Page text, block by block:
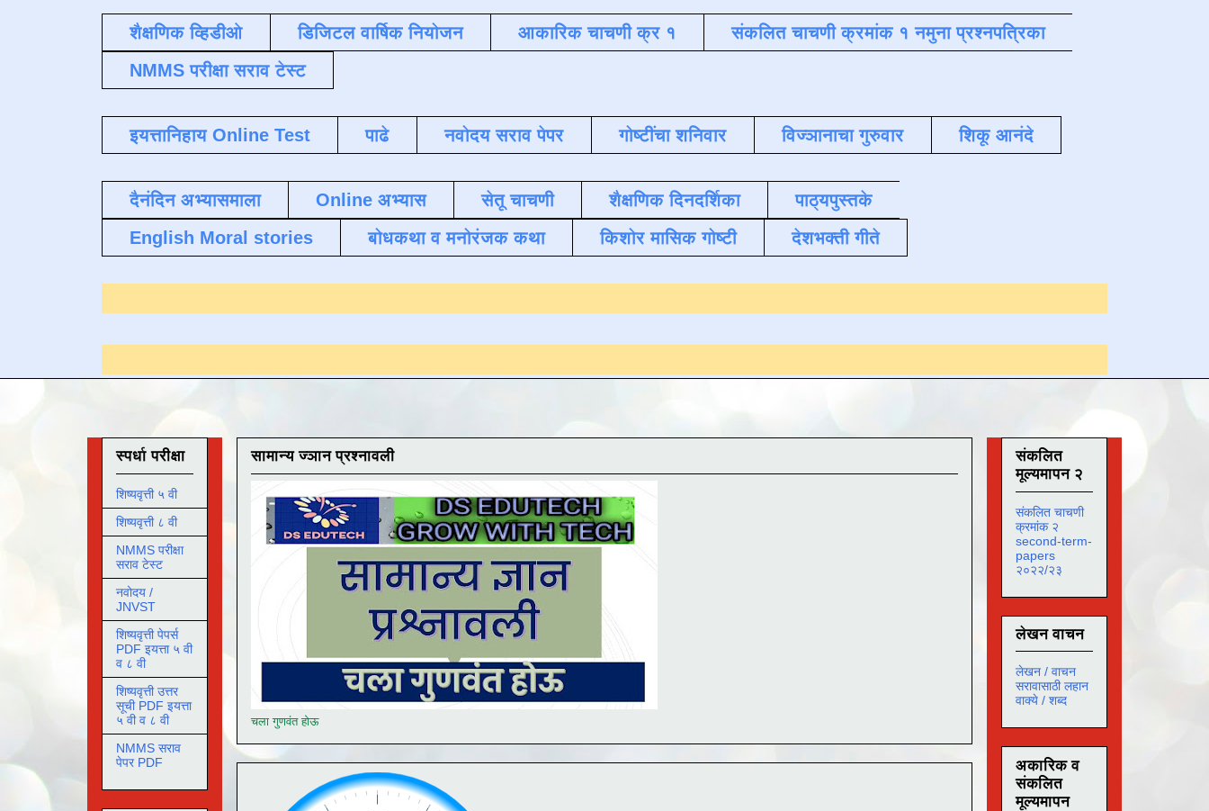
शैक्षणिक व्हिडीओ डिजिटल वार्षिक नियोजन आकारिक चाचणी क्र १
संकलित चाचणी क्रमांक १ नमुना प्रश्नपत्रिका
NMMS परीक्षा सराव टेस्ट
इयत्तानिहाय Online Test पाढे नवोदय सराव पेपर गोष्टींचा शनिवार विज्ञानाचा गुरुवार शिकू आनंदे
दैनंदिन अभ्यासमाला Online अभ्यास सेतू चाचणी शैक्षणिक दिनदर्शिका
पाठ्यपुस्तके
English Moral stories
बोधकथा व मनोरंजक कथा किशोर मासिक गोष्टी देशभक्ती गीते
सामान्य ज्ञान प्रश्नावली
चला गुणवंत होऊ
स्पर्धा परीक्षा
शिष्यवृत्ती ५ वी
शिष्यवृत्ती ८ वी
NMMS परीक्षा
सराव टेस्ट
नवोदय /
JNVST
शिष्यवृत्ती पेपर्स
PDF इयत्ता ५ वी
व ८ वी
शिष्यवृत्ती उत्तर
सूची PDF इयत्ता
५ वी व ८ वी
NMMS सराव
पेपर PDF
संकलित
मूल्यमापन २
संकलित चाचणी
क्रमांक २
second-term-
papers
२०२२/२३
लेखन वाचन
लेखन / वाचन
सरावासाठी लहान
वाक्ये / शब्द
अकारिक व
संकलित
मूल्यमापन